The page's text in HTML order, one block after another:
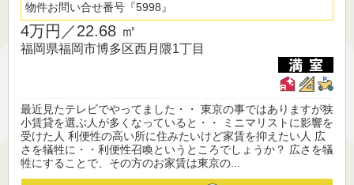
物件お問い合せ番号 5998
4万円／22.68 ㎡
福岡県福岡市博多区西月隈1丁目
最近見たテレビでやってました・・ 東京の事ではありますが狭
小賃貸を選ぶ人が多くなっていると・・ ミニマリストに影響を
受けた人 利便性の高い所に住みたいけど家賃を抑えたい人 広
さを犠牲に・・利便性召喚というところでしょうか？ 広さを犠
牲にすることで、その方のお家賃は東京の...